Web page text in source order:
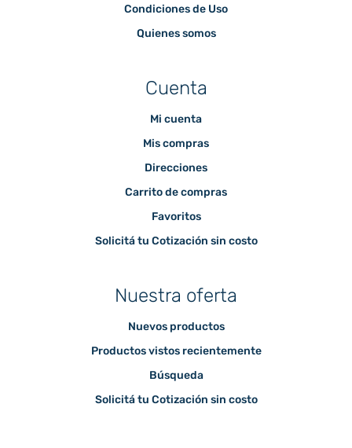
Condiciones de Uso
Quienes somos
Cuenta
Mi cuenta
Mis compras
Direcciones
Carrito de compras
Favoritos
Solicitá tu Cotización sin costo
Nuestra oferta
Nuevos productos
Productos vistos recientemente
Búsqueda
Solicitá tu Cotización sin costo